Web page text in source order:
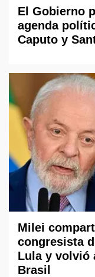
El Gobierno
agenda
Caputo y
Milei
congresista
Lula y volvió
Brasil